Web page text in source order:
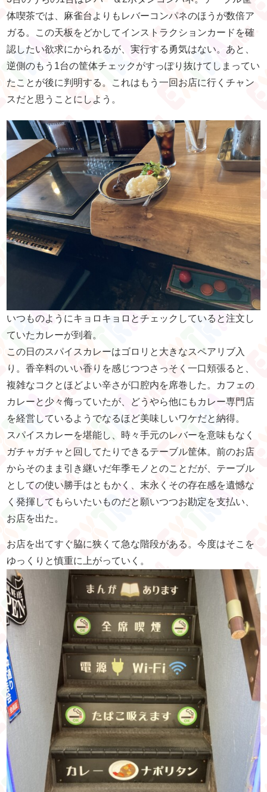
体喫茶では、麻雀台よりもレバーコンパネのほうが数倍ア
ガる。この天板をどかしてインストラクションカードを確
認したい欲求にかられるが、実行する勇気はない。あと、
逆側のもう1台の筐体チェックがすっぽり抜けてしまってい
たことが後に判明する。これはもう一回お店に行くチャン
スだと思うことにしよう。
いつものようにキョロキョロとチェックしていると注文し
ていたカレーが到着。
この日のスパイスカレーはゴロリと大きなスペアリブ入
り。香辛料のいい香りを感じつつさっそく一口頬張ると、
複雑なコクとほどよい辛さが口腔内を席巻した。カフェの
カレーと少々侮っていたが、どうやら他にもカレー専門店
を経営しているようでなるほど美味しいワケだと納得。
スパイスカレーを堪能し、時々手元のレバーを意味もなく
ガチャガチャと回してたりできるテーブル筐体。前のお店
からそのまま引き継いだ年季モノとのことだが、テーブル
としての使い勝手はともかく、末永くその存在感を遺憾な
く発揮してもらいたいものだと願いつつお勘定を支払い、
お店を出た。
お店を出てすぐ脇に狭くて急な階段がある。今度はそこを
ゆっくりと慎重に上がっていく。